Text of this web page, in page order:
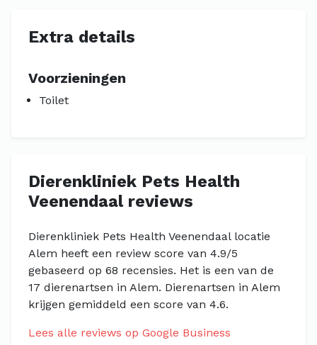
Extra details
Voorzieningen
Toilet
Dierenkliniek Pets Health
Veenendaal reviews
Dierenkliniek Pets Health Veenendaal locatie
Alem heeft een review score van 4.9/5
gebaseerd op 68 recensies. Het is een van de
17 dierenartsen in Alem. Dierenartsen in Alem
krijgen gemiddeld een score van 4.6.
Lees alle reviews op Google Business